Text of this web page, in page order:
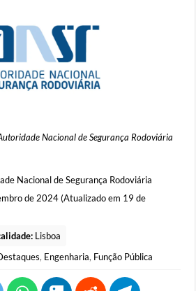
Nacional de Segurança Rodoviária
Nacional de Segurança Rodoviária
de 2024 (Atualizado em 19 de
Lisboa
, Engenharia, Função Pública